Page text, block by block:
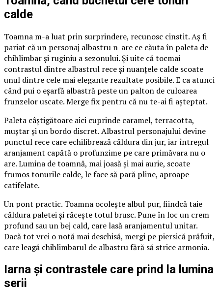
calde
Toamna m-a luat prin surprindere, recunosc cinstit. Aș fi
pariat că un personaj albastru n-are ce căuta în paleta de
chihlimbar și ruginiu a sezonului. Și uite că tocmai
contrastul dintre albastrul rece și nuanțele calde scoate
unul dintre cele mai elegante rezultate posibile. E ca atunci
când pui o eșarfă albastră peste un palton de culoarea
frunzelor uscate. Merge fix pentru că nu te-ai fi așteptat.
Paleta câștigătoare aici cuprinde caramel, terracotta,
muștar și un bordo discret. Albastrul personajului devine
punctul rece care echilibrează căldura din jur, iar întregul
aranjament capătă o profunzime pe care primăvara nu o
are. Lumina de toamnă, mai joasă și mai aurie, scoate
frumos tonurile calde, le face să pară pline, aproape
catifelate.
Un pont practic. Toamna ocolește albul pur, fiindcă taie
căldura paletei și răcește totul brusc. Pune în loc un crem
profund sau un bej cald, care lasă aranjamentul unitar.
Dacă tot vrei o notă mai deschisă, mergi pe piersică prăfuit,
care leagă chihlimbarul de albastru fără să strice armonia.
Iarna și contrastele care prind la lumina
serii